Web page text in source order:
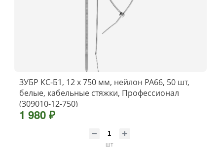
ЗУБР КС-Б1, 12 x 750 мм, нейлон РА66, 50 шт,
белые, кабельные стяжки, Профессионал
(309010-12-750)
1 980 ₽
шт